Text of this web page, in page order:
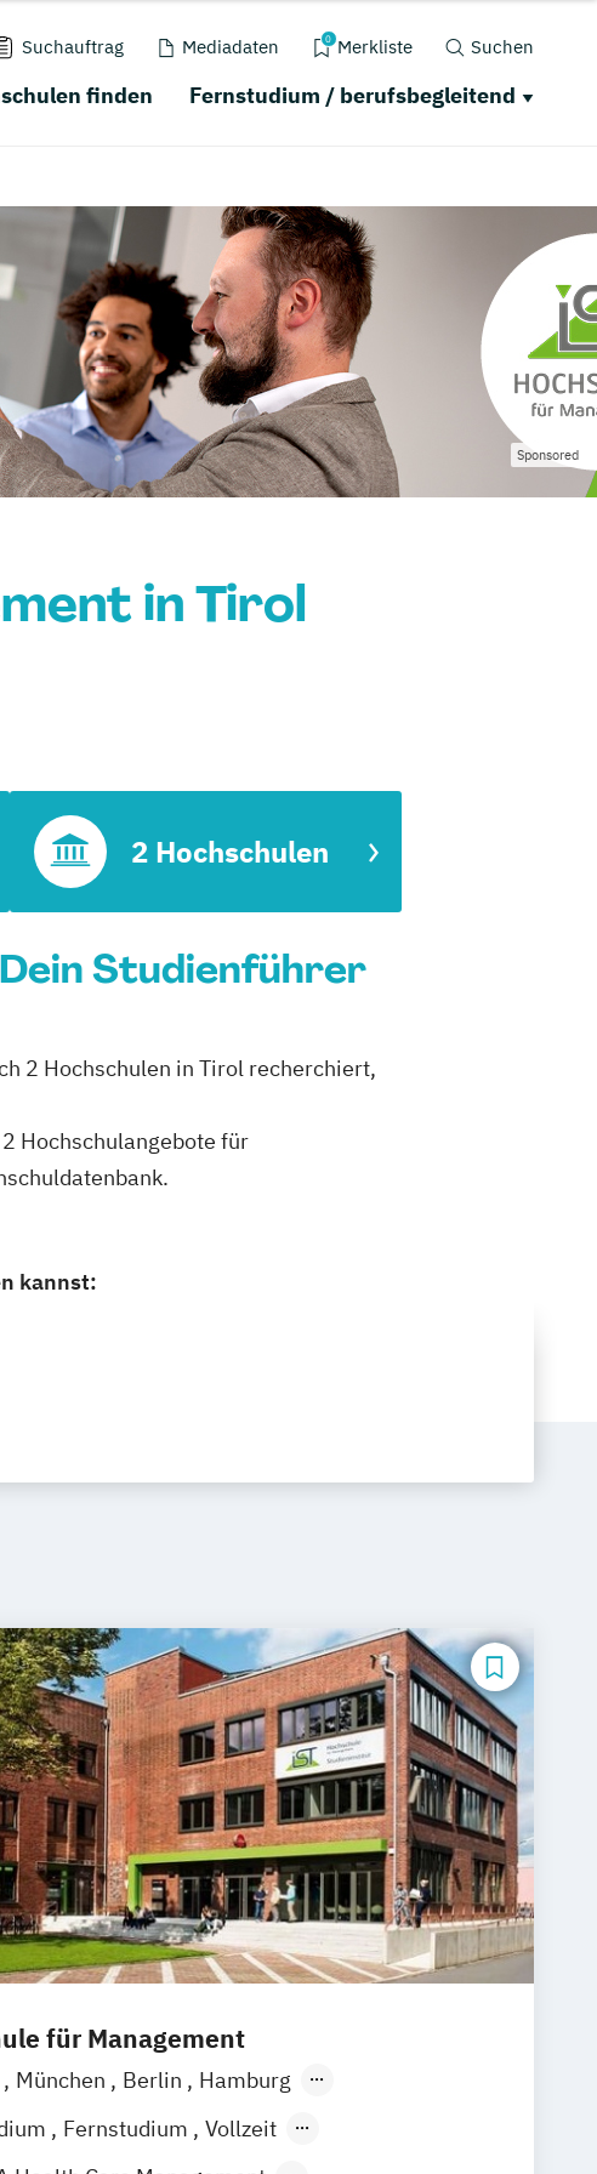
Suchauftrag Mediadaten 0 Merkliste Suchen
finden Fernstudium / berufsbegleitend
Sponsored
in Tirol
2 Hochschulen
Studienführer
2 Hochschulen in Tirol recherchiert,
Hochschulangebote für
kannst:
für Management
München Berlin
Hamburg
Frankfurt am Main Essen
Fernstudium
Vollzeit
Präsenzstudium